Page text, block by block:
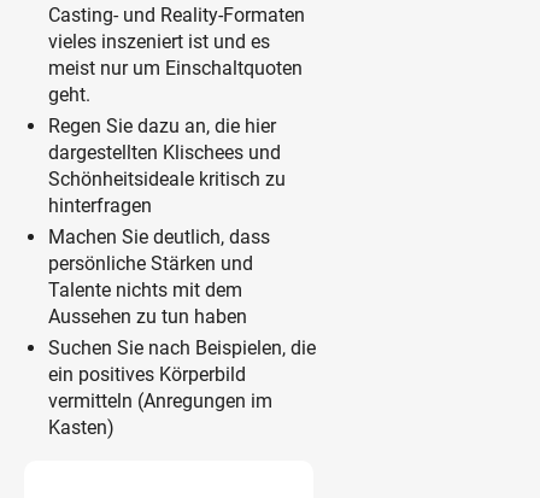
Casting- und Reality-Formaten
vieles inszeniert ist und es
meist nur um Einschaltquoten
geht.
Regen Sie dazu an, die hier
dargestellten Klischees und
Schönheitsideale kritisch zu
hinterfragen
Machen Sie deutlich, dass
persönliche Stärken und
Talente nichts mit dem
Aussehen zu tun haben
Suchen Sie nach Beispielen, die
ein positives Körperbild
vermitteln (Anregungen im
Kasten)